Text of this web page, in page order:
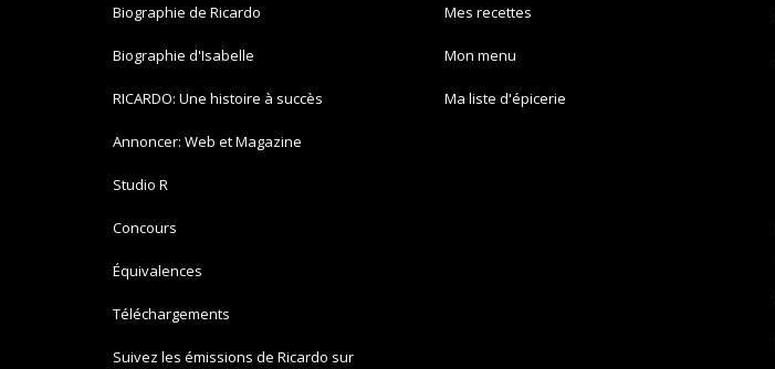
Biographie de Ricardo
Biographie d'Isabelle
RICARDO: Une histoire à succès
Annoncer: Web et Magazine
Studio R
Concours
Équivalences
Téléchargements
Suivez les émissions de Ricardo sur
Mes recettes
Mon menu
Ma liste d'épicerie